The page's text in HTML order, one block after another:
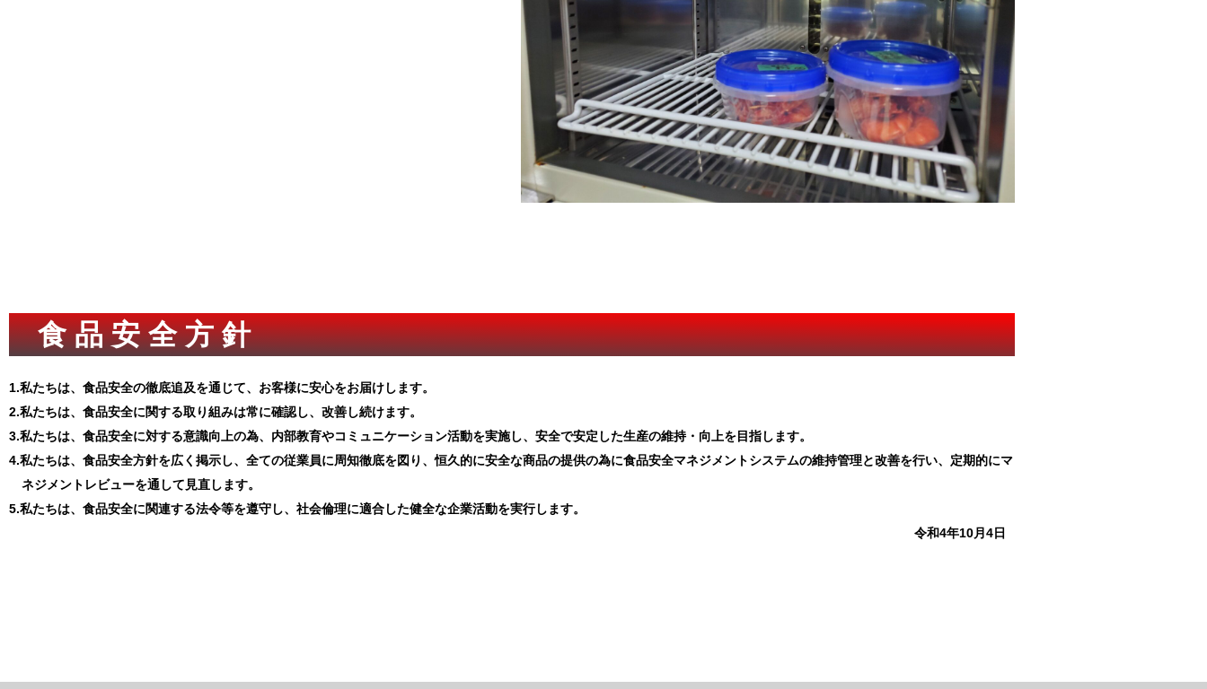
食 品 安 全 方 針
1.私たちは、食品安全の徹底追及を通じて、お客様に安心をお届けします。
2.私たちは、食品安全に関する取り組みは常に確認し、改善し続けます。
3.私たちは、食品安全に対する意識向上の為、内部教育やコミュニケーション活動を実施し、安全で安定した生産の維持・向上を目指します。
4.私たちは、食品安全方針を広く掲示し、全ての従業員に周知徹底を図り、恒久的に安全な商品の提供の為に食品安全マネジメントシステムの維持管理と改善を行い、定期的にマ
ネジメントレビューを通して見直します。
5.私たちは、食品安全に関連する法令等を遵守し、社会倫理に適合した健全な企業活動を実行します。
令和4年10月4日